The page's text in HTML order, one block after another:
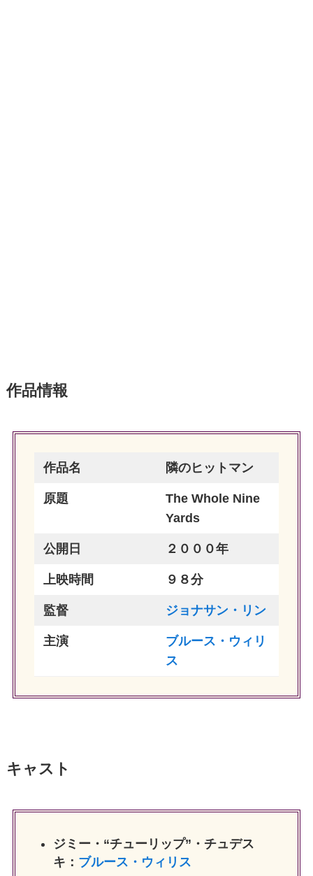
作品情報
作品名 隣のヒットマン
原題
The Whole Nine
Yards
公開日 ２０００年
上映時間 ９８分
監督 ジョナサン・リン
主演
ブルース・ウィリ
ス
キャスト
ジミー・“チューリップ”・チュデス
キ： ブルース・ウィリス